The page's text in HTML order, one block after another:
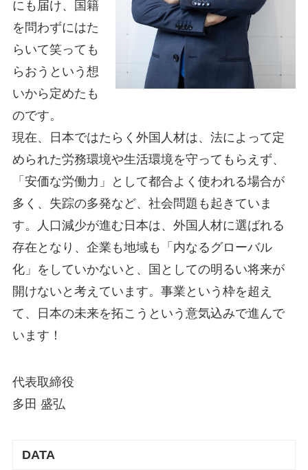
にも届け、国籍
を問わずにはた
らいて笑っても
らおうという想
いから定めたも
のです。
現在、日本ではたらく外国人材は、法によって定
められた労務環境や生活環境を守ってもらえず、
「安価な労働力」として都合よく使われる場合が
多く、失踪の多発など、社会問題も起きていま
す。人口減少が進む日本は、外国人材に選ばれる
存在となり、企業も地域も「内なるグローバル
化」をしていかないと、国としての明るい将来が
開けないと考えています。事業という枠を超え
て、日本の未来を拓こうという意気込みで進んで
います！
代表取締役
多田 盛弘
DATA